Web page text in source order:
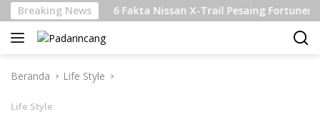
Langsung
ke
konten
Breaking News6 Fakta Nissan X-Trail Pesaing Fortuner dan
Beranda Life Style
Life Style